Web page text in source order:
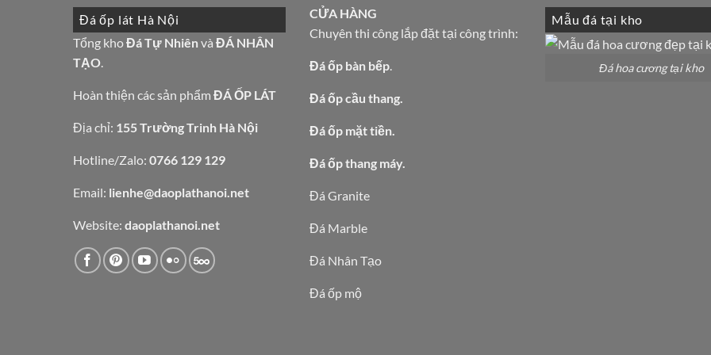
Đá ốp lát Hà Nội
Tổng khoĐá Tự Nhiênvà ĐÁ NHÂN
TẠO.
Hoàn thiện các sản phẩm ĐÁ ỐP LÁT
Địa chỉ: 155 Trường Trinh Hà Nội
Hotline/Zalo: 0766 129 129
Email: lienhe@daoplathanoi.net
Website: daoplathanoi.net
CỬA HÀNG
Chuyên thi công lắp đặt tại công trình:
Đá ốp bàn bếp.
Đá ốp cầu thang.
Đá ốp mặt tiền.
Đá ốp thang máy.
Đá Granite
Đá Marble
Đá Nhân Tạo
Đá ốp mộ
Mẫu đá tại kho
Đá hoa cương tại kho